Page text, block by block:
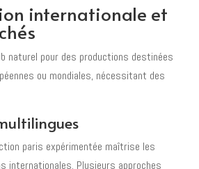
internationale et
naturel pour des productions destinées
ou mondiales, nécessitant des
paris expérimentée maîtrise les
internationales. Plusieurs approches